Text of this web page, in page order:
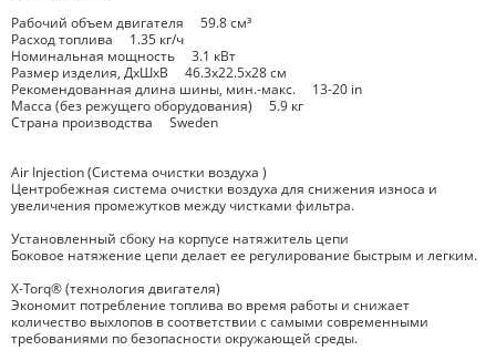
Рабочий объем двигателя 59.8 см³
Расход топлива 1.35 кг/ч
Номинальная мощность 3.1 кВт
Размер изделия, ДxШxВ 46.3x22.5x28 см
Рекомендованная длина шины, мин.-макс. 13-20 in
Масса (без режущего оборудования) 5.9 кг
Страна производства Sweden
Air Injection (Система очистки воздуха )
Центробежная система очистки воздуха для снижения износа и
увеличения промежутков между чистками фильтра.
Установленный сбоку на корпусе натяжитель цепи
Боковое натяжение цепи делает ее регулирование быстрым и легким.
X-Torq® (технология двигателя)
Экономит потребление топлива во время работы и снижает
количество выхлопов в соответствии с самыми современными
требованиями по безопасности окружающей среды.